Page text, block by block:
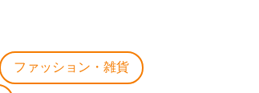
ファッション・雑貨